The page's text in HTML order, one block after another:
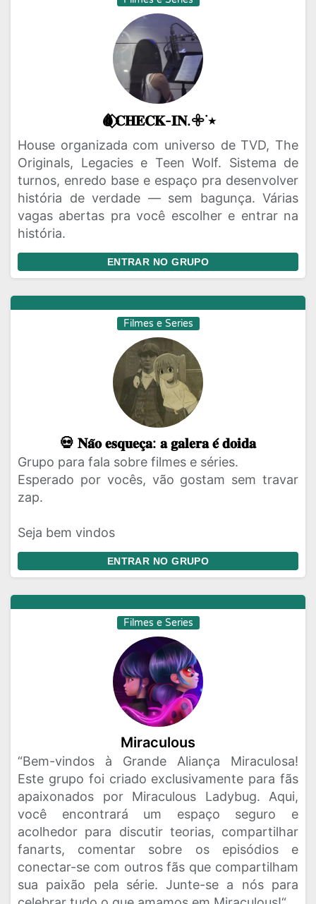
🩸⃟𝐂𝐇𝐄𝐂𝐊-𝐈𝐍.𖧷˙٭
House organizada com universo de TVD, The
Originals, Legacies e Teen Wolf. Sistema de
turnos, enredo base e espaço pra desenvolver
história de verdade — sem bagunça. Várias
vagas abertas pra você escolher e entrar na
história.
ENTRAR NO GRUPO
Filmes e Series
💀 𝐍𝐚̃𝐨 𝐞𝐬𝐪𝐮𝐞𝐜̧𝐚: 𝐚 𝐠𝐚𝐥𝐞𝐫𝐚 𝐞́ 𝐝𝐨𝐢𝐝𝐚
Grupo para fala sobre filmes e séries.
Esperado por vocês, vão gostam sem travar
zap.
Seja bem vindos
ENTRAR NO GRUPO
Filmes e Series
Miraculous
“Bem-vindos à Grande Aliança Miraculosa!
Este grupo foi criado exclusivamente para fãs
apaixonados por Miraculous Ladybug. Aqui,
você encontrará um espaço seguro e
acolhedor para discutir teorias, compartilhar
fanarts, comentar sobre os episódios e
conectar-se com outros fãs que compartilham
sua paixão pela série. Junte-se a nós para